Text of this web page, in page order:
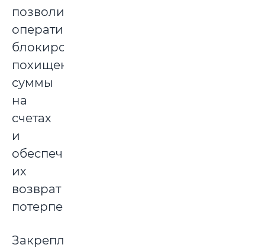
позволит
оперативно
блокировать
похищенные
суммы
на
счетах
и
обеспечивать
их
возврат
потерпевшим.
Закрепляется